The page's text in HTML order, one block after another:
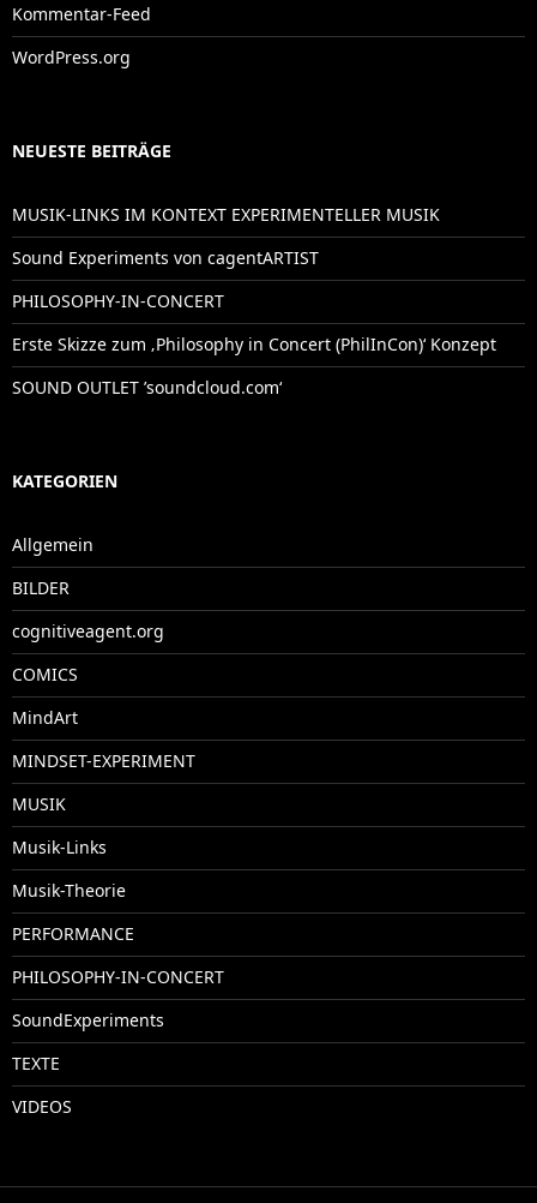
Kommentar-Feed
WordPress.org
NEUESTE BEITRÄGE
MUSIK-LINKS IM KONTEXT EXPERIMENTELLER MUSIK
Sound Experiments von cagentARTIST
PHILOSOPHY-IN-CONCERT
Erste Skizze zum ‚Philosophy in Concert (PhilInCon)‘ Konzept
SOUND OUTLET ’soundcloud.com‘
KATEGORIEN
Allgemein
BILDER
cognitiveagent.org
COMICS
MindArt
MINDSET-EXPERIMENT
MUSIK
Musik-Links
Musik-Theorie
PERFORMANCE
PHILOSOPHY-IN-CONCERT
SoundExperiments
TEXTE
VIDEOS